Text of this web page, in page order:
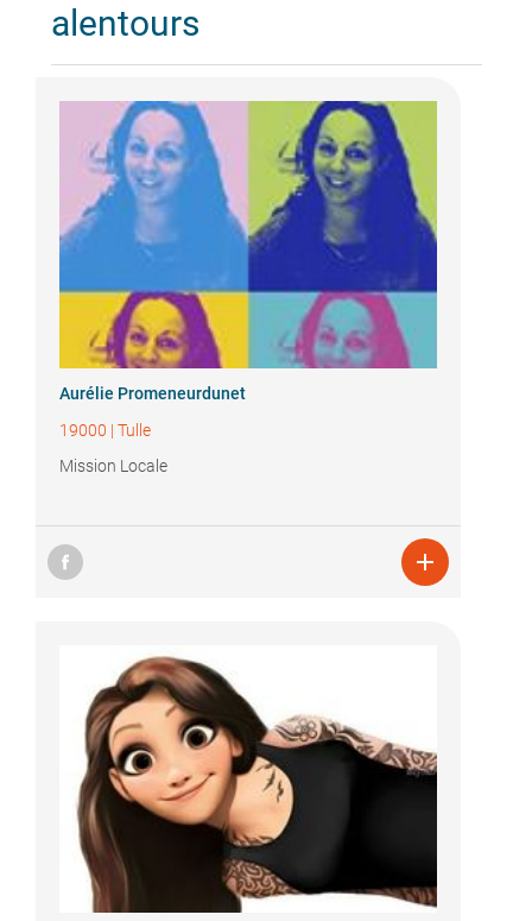
alentours
Aurélie Promeneurdunet
19000 | Tulle
Mission Locale
